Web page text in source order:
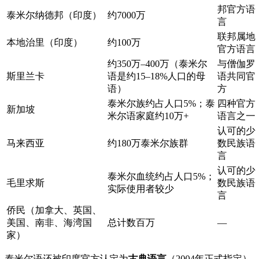
泰米尔纳德邦（印度） 约7000万
邦官方语
言
本地治里（印度） 约100万
联邦属地
官方语言
斯里兰卡
约350万–400万（泰米尔
语是约15–18%人口的母
语）
与僧伽罗
语共同官
方
新加坡
泰米尔族约占人口5%；泰
米尔语家庭约10万+
四种官方
语言之一
马来西亚 约180万泰米尔族群
认可的少
数民族语
言
毛里求斯
泰米尔血统约占人口5%；
实际使用者较少
认可的少
数民族语
言
侨民（加拿大、英国、
美国、南非、海湾国
家）
总计数百万 —